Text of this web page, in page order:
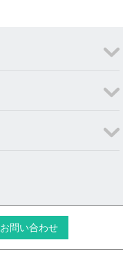
お問い合わせ